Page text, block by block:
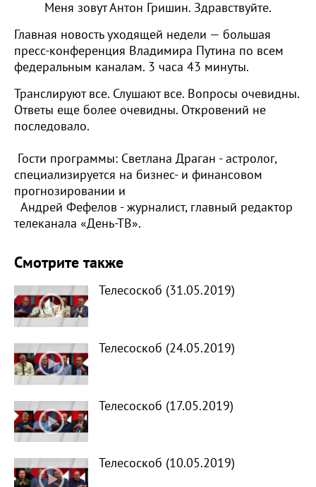
Меня зовут Антон Гришин. Здравствуйте.
Главная новость уходящей недели — большая
пресс-конференция Владимира Путина по всем
федеральным каналам. 3 часа 43 минуты.
Транслируют все. Слушают все. Вопросы очевидны.
Ответы еще более очевидны. Откровений не
последовало.
Гости программы: Светлана Драган - астролог,
специализируется на бизнес- и финансовом
прогнозировании и
Андрей Фефелов - журналист, главный редактор
телеканала «День-ТВ».
Смотрите также
Телесоскоб (31.05.2019)
Телесоскоб (24.05.2019)
Телесоскоб (17.05.2019)
Телесоскоб (10.05.2019)